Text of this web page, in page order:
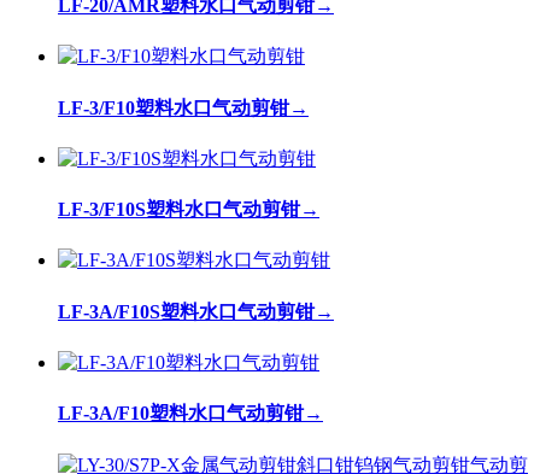
LF-20/AMR塑料水口气动剪钳→
LF-3/F10塑料水口气动剪钳→
LF-3/F10S塑料水口气动剪钳→
LF-3A/F10S塑料水口气动剪钳→
LF-3A/F10塑料水口气动剪钳→